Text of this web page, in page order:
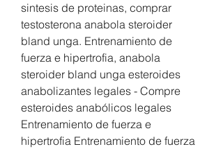
sintesis de proteinas, comprar
testosterona anabola steroider
bland unga. Entrenamiento de
fuerza e hipertrofia, anabola
steroider bland unga esteroides
anabolizantes legales - Compre
esteroides anabólicos legales
Entrenamiento de fuerza e
hipertrofia Entrenamiento de fuerza